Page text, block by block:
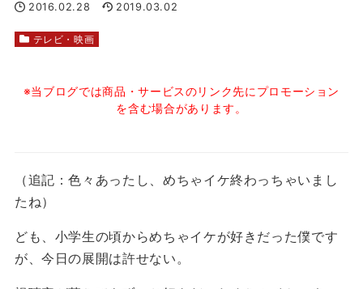
2016.02.28 2019.03.02
テレビ・映画
※当ブログでは商品・サービスのリンク先にプロモーション
を含む場合があります。
（追記：色々あったし、めちゃイケ終わっちゃいまし
たね）
ども、小学生の頃からめちゃイケが好きだった僕です
が、今日の展開は許せない。